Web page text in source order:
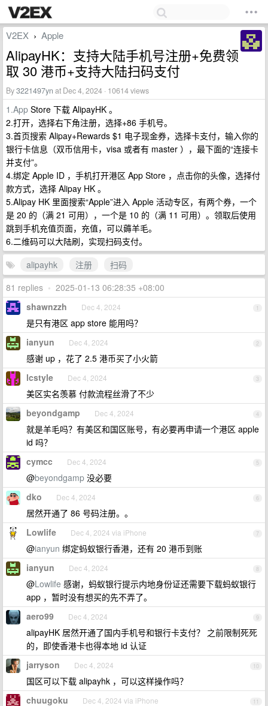
V2EX › Apple
AlipayHK：支持大陆手机号注册+免费领
取 30 港币+支持大陆扫码支付
By3221497yn at Dec 4, 2024 · 10614 views
1.App Store 下载 AlipayHK 。
2.打开，选择右下角注册，选择+86 手机号。
3.首页搜索 Alipay+Rewards $1 电子现金券，选择卡支付，输入你的
银行卡信息（双币信用卡，visa 或者有 master ），最下面的“连接卡
并支付”。
4.绑定 Apple ID ，手机打开港区 App Store ，点击你的头像，选择付
款方式，选择 Alipay HK 。
5.Alipay HK 里面搜索“Apple”进入 Apple 活动专区，有两个券，一个
是 20 的（满 21 可用），一个是 10 的（满 11 可用）。领取后使用
跳到手机充值页面，充值，可以薅羊毛。
6.二维码可以大陆刷，实现扫码支付。
alipayhk
注册
扫码
81 replies • 2025-01-13 06:28:35 +08:00
1
shawnzzh Dec 4, 2024
是只有港区 app store 能用吗？
2
ianyun Dec 4, 2024
感谢 up ，花了 2.5 港币买了小火箭
3
lcstyle Dec 4, 2024
美区实名羡慕 付款流程丝滑了不少
4
beyondgamp Dec 4, 2024
就是羊毛吗？有美区和国区账号，有必要再申请一个港区 apple
id 吗？
5
cymcc Dec 4, 2024
@beyondgamp 没必要
6
dko Dec 4, 2024
居然开通了 86 号码注册。。
7
Lowlife Dec 4, 2024 via iPhone
@ianyun 绑定蚂蚁银行香港，还有 20 港币到账
8
ianyun Dec 4, 2024
@Lowlife 感谢，蚂蚁银行提示内地身份证还需要下载蚂蚁银行
app ，暂时没有想买的先不弄了。
9
aero99 Dec 4, 2024
alipayHK 居然开通了国内手机号和银行卡支付？ 之前限制死死
的，即使香港卡也得本地 id 认证
10
jarryson Dec 4, 2024
国区可以下载 alipayhk ，可以这样操作吗？
11
chuugoku Dec 4, 2024 via iPhone